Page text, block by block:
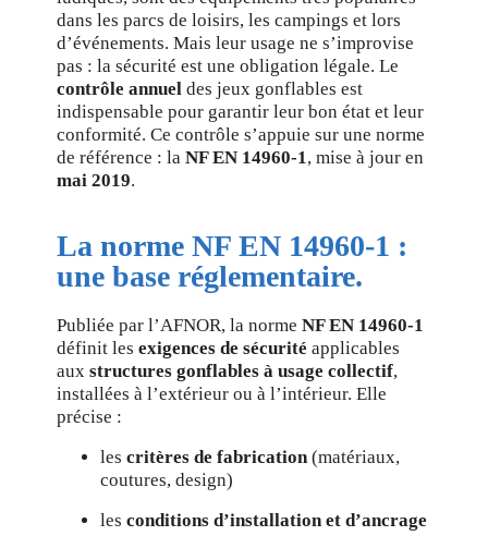
dans les parcs de loisirs, les campings et lors
d’événements. Mais leur usage ne s’improvise
pas : la sécurité est une obligation légale. Le
contrôle annuel des jeux gonflables est
indispensable pour garantir leur bon état et leur
conformité. Ce contrôle s’appuie sur une norme
de référence : laNF EN 14960-1 , mise à jour en
mai 2019.
La norme NF EN 14960-1 :
une base réglementaire.
Publiée par l’AFNOR, la normeNF EN 14960-1
définit lesexigences de sécurité applicables
auxstructures gonflables à usage collectif,
installées à l’extérieur ou à l’intérieur. Elle
précise :
lescritères de fabrication (matériaux,
coutures, design)
lesconditions d’installation et d’ancrage